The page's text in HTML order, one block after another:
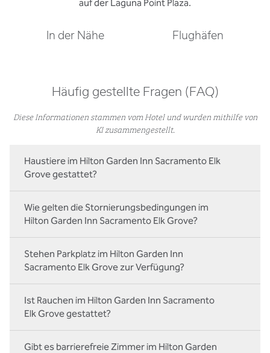
auf der Laguna Point Plaza.
In der Nähe Flughäfen
Häufig gestellte Fragen (FAQ)
Diese Informationen stammen vom Hotel und wurden mithilfe von
KI zusammengestellt.
Haustiere im Hilton Garden Inn Sacramento Elk
Grove gestattet?
Wie gelten die Stornierungsbedingungen im
Hilton Garden Inn Sacramento Elk Grove?
Stehen Parkplatz im Hilton Garden Inn
Sacramento Elk Grove zur Verfügung?
Ist Rauchen im Hilton Garden Inn Sacramento
Elk Grove gestattet?
Gibt es barrierefreie Zimmer im Hilton Garden